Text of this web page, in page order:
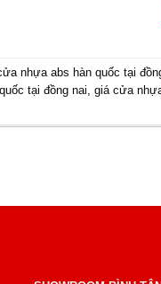
nhựa abs hàn quốc tại
tại đồng nai,giá cửa